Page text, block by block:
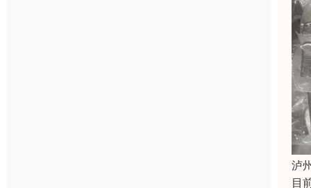
泸
目